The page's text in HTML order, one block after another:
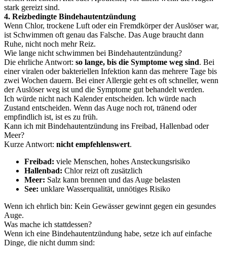
stark gereizt sind.
4. Reizbedingte Bindehautentzündung
Wenn Chlor, trockene Luft oder ein Fremdkörper der Auslöser war,
ist Schwimmen oft genau das Falsche. Das Auge braucht dann
Ruhe, nicht noch mehr Reiz.
Wie lange nicht schwimmen bei Bindehautentzündung?
Die ehrliche Antwort: so lange, bis die Symptome weg sind. Bei
einer viralen oder bakteriellen Infektion kann das mehrere Tage bis
zwei Wochen dauern. Bei einer Allergie geht es oft schneller, wenn
der Auslöser weg ist und die Symptome gut behandelt werden.
Ich würde nicht nach Kalender entscheiden. Ich würde nach
Zustand entscheiden. Wenn das Auge noch rot, tränend oder
empfindlich ist, ist es zu früh.
Kann ich mit Bindehautentzündung ins Freibad, Hallenbad oder
Meer?
Kurze Antwort: nicht empfehlenswert.
Freibad: viele Menschen, hohes Ansteckungsrisiko
Hallenbad: Chlor reizt oft zusätzlich
Meer: Salz kann brennen und das Auge belasten
See: unklare Wasserqualität, unnötiges Risiko
Wenn ich ehrlich bin: Kein Gewässer gewinnt gegen ein gesundes
Auge.
Was mache ich stattdessen?
Wenn ich eine Bindehautentzündung habe, setze ich auf einfache
Dinge, die nicht dumm sind: